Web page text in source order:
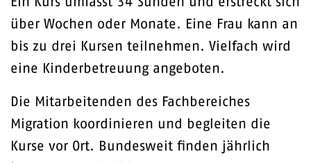
über Wochen oder Monate. Eine Frau kann an
bis zu drei Kursen teilnehmen. Vielfach wird
eine Kinderbetreuung angeboten.
Die Mitarbeitenden des Fachbereiches
Migration koordinieren und begleiten die
Kurse vor Ort. Bundesweit finden jährlich